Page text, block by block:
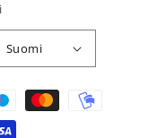
Suomi